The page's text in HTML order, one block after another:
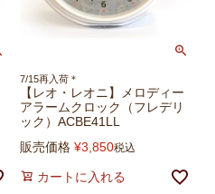
7/15再入荷＊
【レオ・レオニ】メロディー
アラームクロック（フレデリ
ック）ACBE41LL
販売価格 ¥3,850税込
カートに入れる